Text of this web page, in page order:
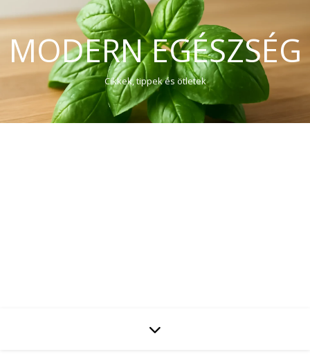
MODERN EGÉSZSÉG
Cikkek, tippek és ötletek